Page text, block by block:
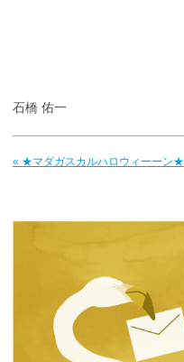
石橋 佑一
« ★マダガスカルハロウィーーン★